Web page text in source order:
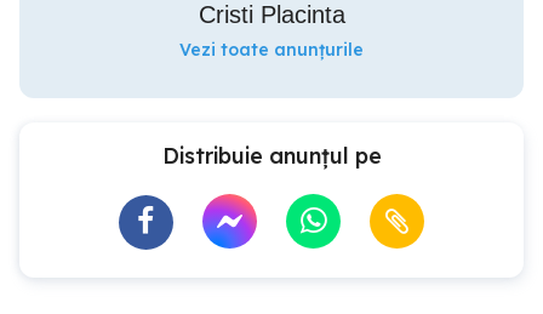
Cristi Placinta
Vezi toate anunțurile
Distribuie anunțul pe